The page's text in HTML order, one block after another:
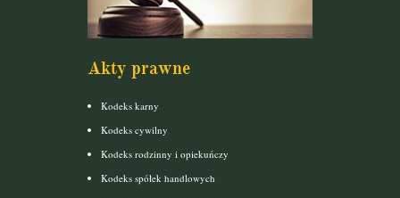
Akty prawne
Kodeks karny
Kodeks cywilny
Kodeks rodzinny i opiekuńczy
Kodeks spółek handlowych